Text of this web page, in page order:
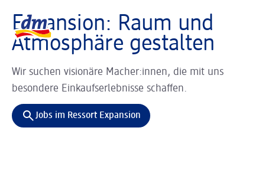
Expansion: Raum und
Atmosphäre gestalten
Wir suchen visionäre Macher:innen, die mit uns
besondere Einkaufserlebnisse schaffen.
Jobs im Ressort Expansion